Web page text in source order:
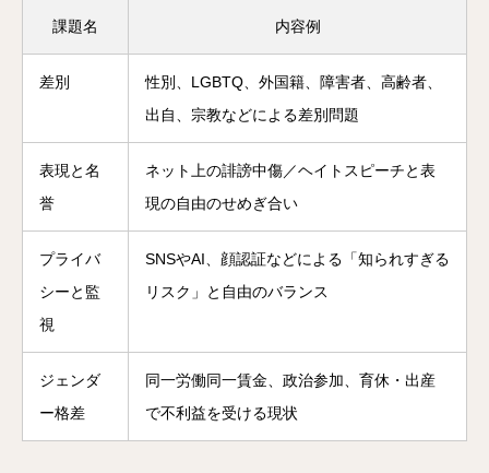
課題名 内容例
差別
性別、LGBTQ、外国籍、障害者、高齢者、
出自、宗教などによる差別問題
表現と名
誉
ネット上の誹謗中傷／ヘイトスピーチと表
現の自由のせめぎ合い
プライバ
シーと監
視
SNSやAI、顔認証などによる「知られすぎる
リスク」と自由のバランス
ジェンダ
ー格差
同一労働同一賃金、政治参加、育休・出産
で不利益を受ける現状